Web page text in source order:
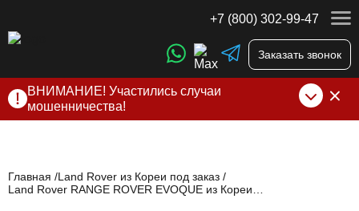
+7 (800) 302-99-47
Заказать звонок
ВНИМАНИЕ! Участились случаи
мошенничества!
нами по официальнымконтактам, указанным в соц сетях
и на сайте
Главная
Land Rover из Кореи под заказ